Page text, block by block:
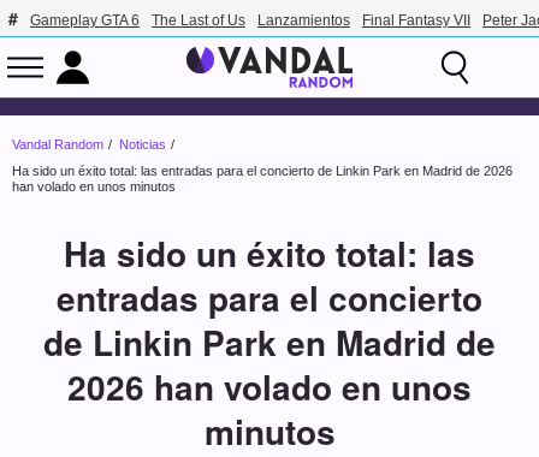
Gameplay GTA 6 The Last of Us Lanzamientos Final Fantasy VII Peter
Vandal Random
Noticias
Ha sido un éxito total: las entradas para el concierto de Linkin Park en Madrid de 2026
han volado en unos minutos
Ha sido un éxito total: las
entradas para el concierto
de Linkin Park en Madrid de
2026 han volado en unos
minutos